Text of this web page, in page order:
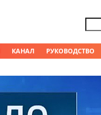
КАНАЛ РУКОВОДСТВО